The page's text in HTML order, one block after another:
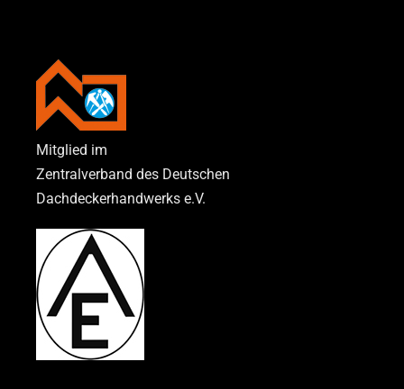
Mitglied im
Zentralverband des Deutschen
Dachdeckerhandwerks e.V.